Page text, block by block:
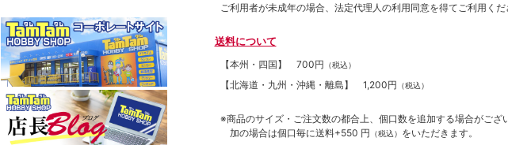
ご利用者が未成年の場合、法定代理人の利用同意を得てご利用くだ
送料について
【本州・四国】 700円 （税込）
【北海道・九州・沖縄・離島】 1,200円 （税込）
※商品のサイズ・ご注文数の都合上、個口数を追加する場合がござ
加の場合は個口毎に送料+550 円 （税込） をいただきます。